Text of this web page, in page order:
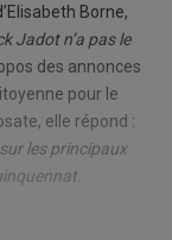
Borne,
Jadot n’a pas le
des annonces
pour le
elle répond :
les principaux